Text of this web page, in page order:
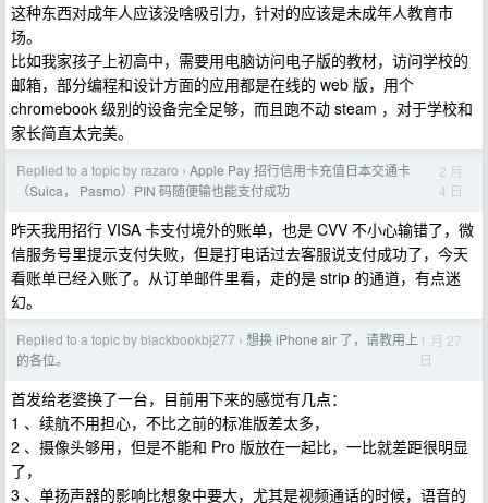
这种东西对成年人应该没啥吸引力，针对的应该是未成年人教育市
场。
比如我家孩子上初高中，需要用电脑访问电子版的教材，访问学校的
邮箱，部分编程和设计方面的应用都是在线的 web 版，用个
chromebook 级别的设备完全足够，而且跑不动 steam ，对于学校和
家长简直太完美。
Replied to a topic by razaro › Apple Pay 招行信用卡充值日本交通卡
（Suica， Pasmo）PIN 码随便输也能支付成功
2 月
4 日
昨天我用招行 VISA 卡支付境外的账单，也是 CVV 不小心输错了，微
信服务号里提示支付失败，但是打电话过去客服说支付成功了，今天
看账单已经入账了。从订单邮件里看，走的是 strip 的通道，有点迷
幻。
Replied to a topic by blackbookbj277 › 想换 iPhone air 了，请教用上
的各位。
1 月 27
日
首发给老婆换了一台，目前用下来的感觉有几点：
1 、续航不用担心，不比之前的标准版差太多，
2 、摄像头够用，但是不能和 Pro 版放在一起比，一比就差距很明显
了，
3 、单扬声器的影响比想象中要大，尤其是视频通话的时候，语音的